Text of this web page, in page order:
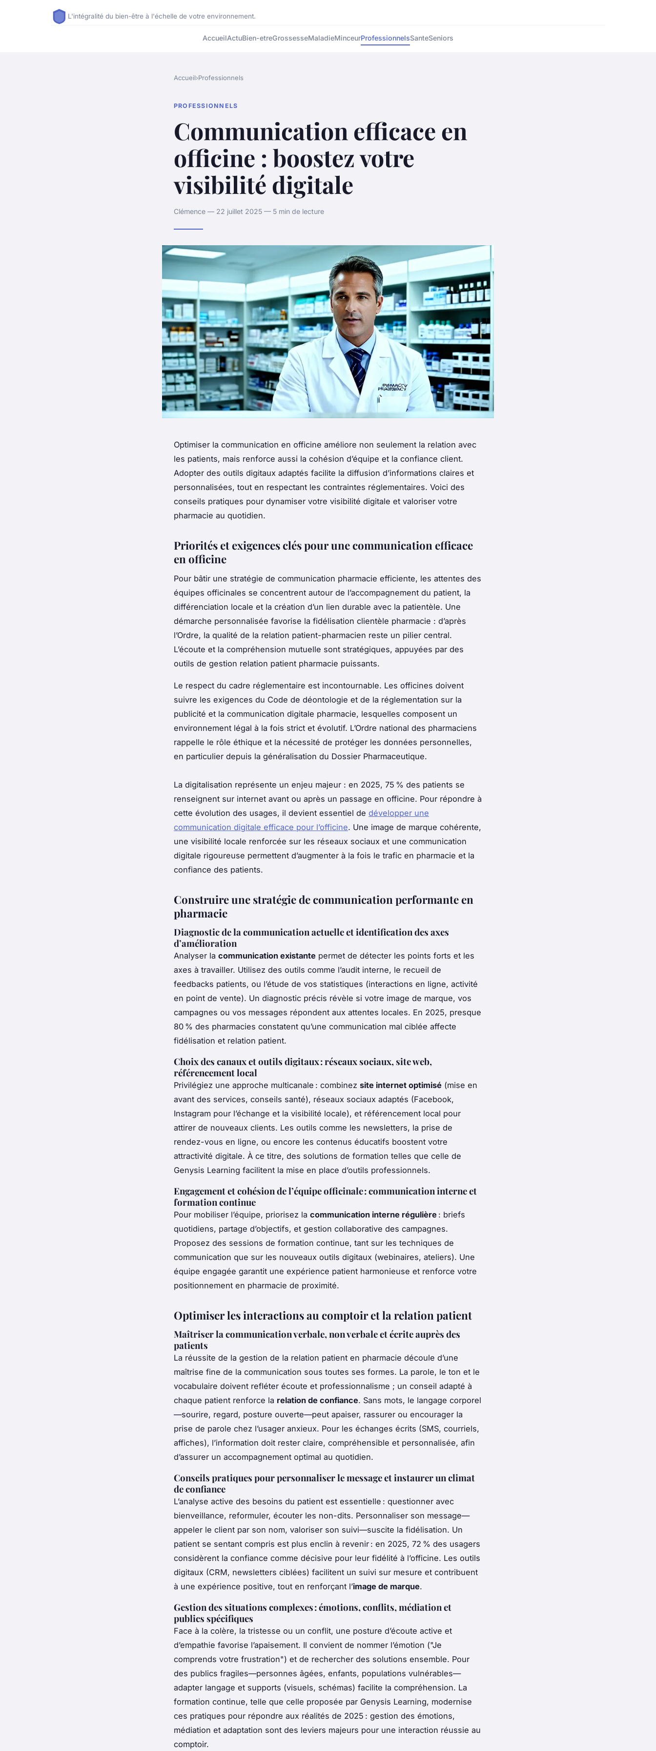
L'intégralité du bien-être à l'échelle de votre environnement.
AccueilActuBien-etreGrossesseMaladieMinceurProfessionnelsSanteSeniors
Accueil›Professionnels
PROFESSIONNELS
Communication efficace en
officine : boostez votre
visibilité digitale
Clémence — 22 juillet 2025 — 5 min de lecture
Optimiser la communication en officine améliore non seulement la relation avec
les patients, mais renforce aussi la cohésion d’équipe et la confiance client.
Adopter des outils digitaux adaptés facilite la diffusion d’informations claires et
personnalisées, tout en respectant les contraintes réglementaires. Voici des
conseils pratiques pour dynamiser votre visibilité digitale et valoriser votre
pharmacie au quotidien.
Priorités et exigences clés pour une communication efficace
en officine
Pour bâtir une stratégie de communication pharmacie efficiente, les attentes des
équipes officinales se concentrent autour de l’accompagnement du patient, la
différenciation locale et la création d’un lien durable avec la patientèle. Une
démarche personnalisée favorise la fidélisation clientèle pharmacie : d’après
l’Ordre, la qualité de la relation patient-pharmacien reste un pilier central.
L’écoute et la compréhension mutuelle sont stratégiques, appuyées par des
outils de gestion relation patient pharmacie puissants.
Le respect du cadre réglementaire est incontournable. Les officines doivent
suivre les exigences du Code de déontologie et de la réglementation sur la
publicité et la communication digitale pharmacie, lesquelles composent un
environnement légal à la fois strict et évolutif. L’Ordre national des pharmaciens
rappelle le rôle éthique et la nécessité de protéger les données personnelles,
en particulier depuis la généralisation du Dossier Pharmaceutique.
La digitalisation représente un enjeu majeur : en 2025, 75 % des patients se
renseignent sur internet avant ou après un passage en officine. Pour répondre à
cette évolution des usages, il devient essentiel de développer une
communication digitale efficace pour l’officine. Une image de marque cohérente,
une visibilité locale renforcée sur les réseaux sociaux et une communication
digitale rigoureuse permettent d’augmenter à la fois le trafic en pharmacie et la
confiance des patients.
Construire une stratégie de communication performante en
pharmacie
Diagnostic de la communication actuelle et identification des axes
d’amélioration
Analyser la communication existante permet de détecter les points forts et les
axes à travailler. Utilisez des outils comme l’audit interne, le recueil de
feedbacks patients, ou l’étude de vos statistiques (interactions en ligne, activité
en point de vente). Un diagnostic précis révèle si votre image de marque, vos
campagnes ou vos messages répondent aux attentes locales. En 2025, presque
80 % des pharmacies constatent qu’une communication mal ciblée affecte
fidélisation et relation patient.
Choix des canaux et outils digitaux : réseaux sociaux, site web,
référencement local
Privilégiez une approche multicanale : combinez site internet optimisé (mise en
avant des services, conseils santé), réseaux sociaux adaptés (Facebook,
Instagram pour l’échange et la visibilité locale), et référencement local pour
attirer de nouveaux clients. Les outils comme les newsletters, la prise de
rendez-vous en ligne, ou encore les contenus éducatifs boostent votre
attractivité digitale. À ce titre, des solutions de formation telles que celle de
Genysis Learning facilitent la mise en place d’outils professionnels.
Engagement et cohésion de l’équipe officinale : communication interne et
formation continue
Pour mobiliser l’équipe, priorisez la communication interne régulière : briefs
quotidiens, partage d’objectifs, et gestion collaborative des campagnes.
Proposez des sessions de formation continue, tant sur les techniques de
communication que sur les nouveaux outils digitaux (webinaires, ateliers). Une
équipe engagée garantit une expérience patient harmonieuse et renforce votre
positionnement en pharmacie de proximité.
Optimiser les interactions au comptoir et la relation patient
Maîtriser la communication verbale, non verbale et écrite auprès des
patients
La réussite de la gestion de la relation patient en pharmacie découle d’une
maîtrise fine de la communication sous toutes ses formes. La parole, le ton et le
vocabulaire doivent refléter écoute et professionnalisme ; un conseil adapté à
chaque patient renforce la relation de confiance. Sans mots, le langage corporel
—sourire, regard, posture ouverte—peut apaiser, rassurer ou encourager la
prise de parole chez l’usager anxieux. Pour les échanges écrits (SMS, courriels,
affiches), l’information doit rester claire, compréhensible et personnalisée, afin
d’assurer un accompagnement optimal au quotidien.
Conseils pratiques pour personnaliser le message et instaurer un climat
de confiance
L’analyse active des besoins du patient est essentielle : questionner avec
bienveillance, reformuler, écouter les non-dits. Personnaliser son message—
appeler le client par son nom, valoriser son suivi—suscite la fidélisation. Un
patient se sentant compris est plus enclin à revenir : en 2025, 72 % des usagers
considèrent la confiance comme décisive pour leur fidélité à l’officine. Les outils
digitaux (CRM, newsletters ciblées) facilitent un suivi sur mesure et contribuent
à une expérience positive, tout en renforçant l’image de marque.
Gestion des situations complexes : émotions, conflits, médiation et
publics spécifiques
Face à la colère, la tristesse ou un conflit, une posture d’écoute active et
d’empathie favorise l’apaisement. Il convient de nommer l’émotion ("Je
comprends votre frustration") et de rechercher des solutions ensemble. Pour
des publics fragiles—personnes âgées, enfants, populations vulnérables—
adapter langage et supports (visuels, schémas) facilite la compréhension. La
formation continue, telle que celle proposée par Genysis Learning, modernise
ces pratiques pour répondre aux réalités de 2025 : gestion des émotions,
médiation et adaptation sont des leviers majeurs pour une interaction réussie au
comptoir.